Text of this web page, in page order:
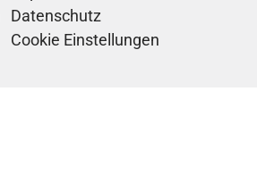
Datenschutz
Cookie Einstellungen